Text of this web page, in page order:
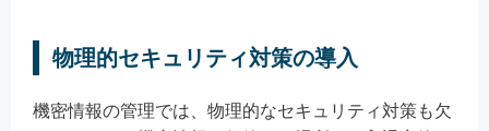
物理的セキュリティ対策の導入
機密情報の管理では、物理的なセキュリティ対策も欠